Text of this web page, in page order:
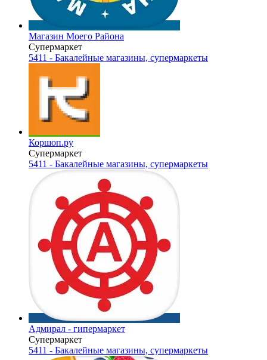
Магазин Моего Района
Супермаркет
5411 - Бакалейные магазины, супермаркеты
Коршоп.ру
Супермаркет
5411 - Бакалейные магазины, супермаркеты
Адмирал - гипермаркет
Супермаркет
5411 - Бакалейные магазины, супермаркеты